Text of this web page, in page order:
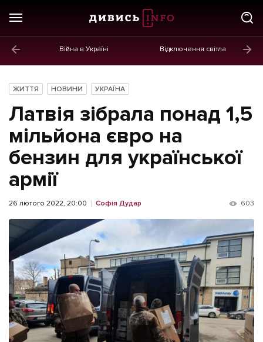
Війна в Україні Відключення світла
Новини
Політика
Економіка
Бізнес
Життя
Культура
Афіша
ІНШЕ
Інтерв'ю
Картки
Репортаж
Прес-релізи
Фото/Відео
Made in Lviv
ЖИТТЯ НОВИНИ УКРАЇНА
Латвія зібрала понад 1,5
мільйона євро на
бензин для української
армії
26 лютого 2022, 20:00 Софія Дудар 603